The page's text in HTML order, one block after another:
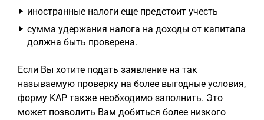
иностранные налоги еще предстоит учесть
сумма удержания налога на доходы от капитала
должна быть проверена.
Если Вы хотите подать заявление на так
называемую проверку на более выгодные условия,
форму KAP также необходимо заполнить. Это
может позволить Вам добиться более низкого